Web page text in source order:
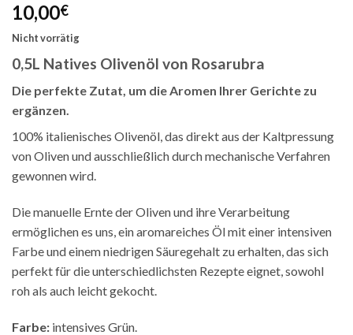
5, basierend
auf
Kundenbewertungen
10,00€
Nicht vorrätig
0,5L Natives Olivenöl von Rosarubra
Die perfekte Zutat, um die Aromen Ihrer Gerichte zu
ergänzen.
100% italienisches Olivenöl, das direkt aus der Kaltpressung
von Oliven und ausschließlich durch mechanische Verfahren
gewonnen wird.
Die manuelle Ernte der Oliven und ihre Verarbeitung
ermöglichen es uns, ein aromareiches Öl mit einer intensiven
Farbe und einem niedrigen Säuregehalt zu erhalten, das sich
perfekt für die unterschiedlichsten Rezepte eignet, sowohl
roh als auch leicht gekocht.
Farbe: intensives Grün.